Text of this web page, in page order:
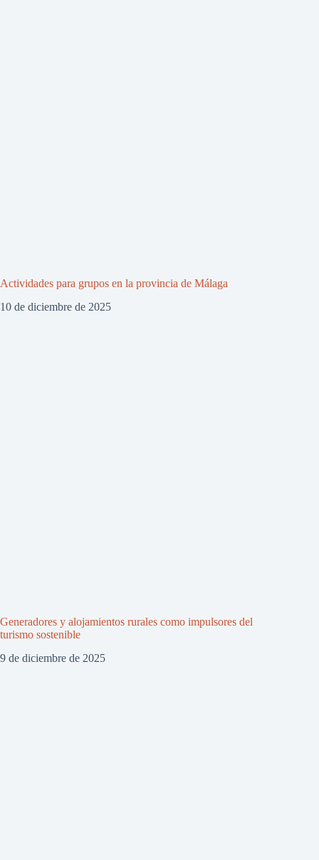
Actividades para grupos en la provincia de Málaga
10 de diciembre de 2025
Generadores y alojamientos rurales como impulsores del
turismo sostenible
9 de diciembre de 2025